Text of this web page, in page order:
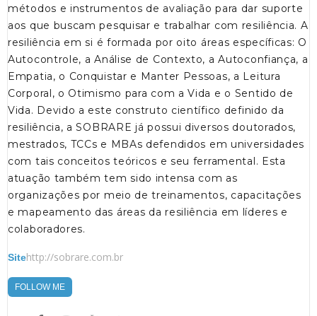
métodos e instrumentos de avaliação para dar suporte
aos que buscam pesquisar e trabalhar com resiliência. A
resiliência em si é formada por oito áreas específicas: O
Autocontrole, a Análise de Contexto, a Autoconfiança, a
Empatia, o Conquistar e Manter Pessoas, a Leitura
Corporal, o Otimismo para com a Vida e o Sentido de
Vida. Devido a este construto científico definido da
resiliência, a SOBRARE já possui diversos doutorados,
mestrados, TCCs e MBAs defendidos em universidades
com tais conceitos teóricos e seu ferramental. Esta
atuação também tem sido intensa com as
organizações por meio de treinamentos, capacitações
e mapeamento das áreas da resiliência em líderes e
colaboradores.
Sitehttp://sobrare.com.br
FOLLOW ME